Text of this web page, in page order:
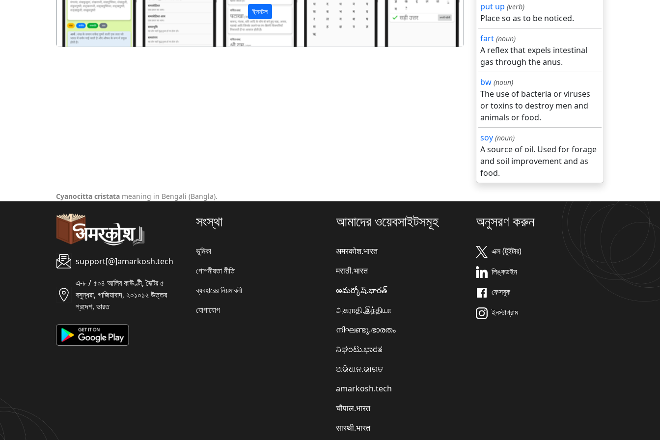
ইনস্টল put up (verb)
Place so as to be noticed.
fart (noun)
A reflex that expels intestinal
gas through the anus.
bw (noun)
The use of bacteria or viruses
or toxins to destroy men and
animals or food.
soy (noun)
A source of oil. Used for forage
and soil improvement and as
food.
Cyanocitta cristata meaning in Bengali (Bangla).
support[@]amarkosh.tech
এ-৮ / ৫০৪ আলিব কাউণ্টী, সৈক্টর ৫
বসুন্ধরা, গাজিয়াবাদ, ২০১০১২ উত্তর
প্রদেশ, ভারত
সংস্থা
ভূমিকা
গোপনীয়তা নীতি
ব্যবহারের নিয়মাবলী
যোগাযোগ
আমাদের ওয়েবসাইটসমূহ
अमरकोश.भारत
मराठी.भारत
అమర్కోష్.భారత్
அகராதி.இந்தியா
നിഘണ്ടു.ഭാരതം
ನಿಘಂಟು.ಭಾರತ
ଅଭିଧାନ.ଭାରତ
amarkosh.tech
चौपाल.भारत
सारथी.भारत
অনুসরণ করুন
এক্স (টুইটার)
লিঙ্কডইন
ফেসবুক
ইনস্টাগ্রাম